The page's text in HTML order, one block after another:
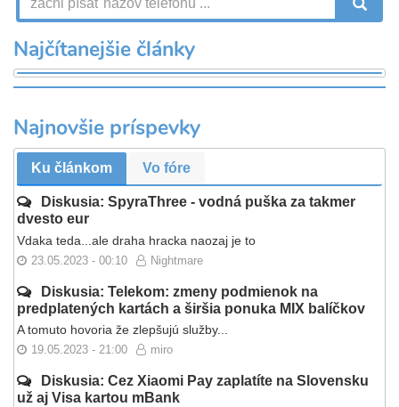
Najčítanejšie články
Najnovšie príspevky
Ku článkom Vo fóre
Diskusia: SpyraThree - vodná puška za takmer
dvesto eur
Vdaka teda...ale draha hracka naozaj je to
23.05.2023 - 00:10 Nightmare
Diskusia: Telekom: zmeny podmienok na
predplatených kartách a širšia ponuka MIX balíčkov
A tomuto hovoria že zlepšujú služby...
19.05.2023 - 21:00 miro
Diskusia: Cez Xiaomi Pay zaplatíte na Slovensku
už aj Visa kartou mBank